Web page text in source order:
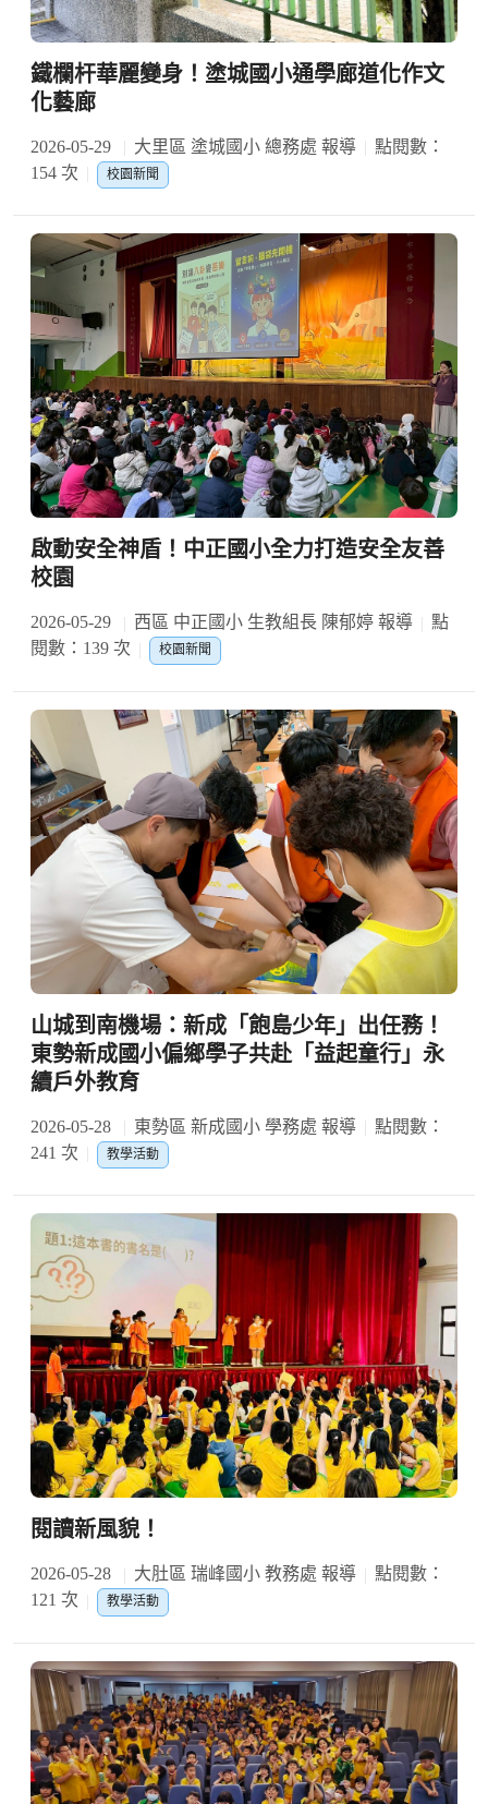
鐵欄杆華麗變身！塗城國小通學廊道化作文
化藝廊
2026-05-29 大里區 塗城國小 總務處 報導
點閱數：
154 次
校園新聞
啟動安全神盾！中正國小全力打造安全友善
校園
2026-05-29 西區 中正國小 生教組長 陳郁婷 報導
點
閱數：139 次
校園新聞
山城到南機場：新成「飽島少年」出任務！
東勢新成國小偏鄉學子共赴「益起童行」永
續戶外教育
2026-05-28 東勢區 新成國小 學務處 報導
點閱數：
241 次
教學活動
閱讀新風貌！
2026-05-28 大肚區 瑞峰國小 教務處 報導
點閱數：
121 次
教學活動